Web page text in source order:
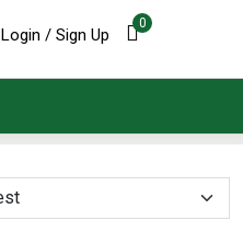
Login / Sign Up
0